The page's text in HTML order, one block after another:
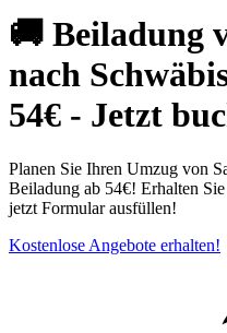
🚚 Beiladung
nach
54€ - Jetzt
Planen Sie Ihren Umzug von
Beiladung ab 54€! Erhalten
jetzt Formular ausfüllen!
Kostenlose Angebote erhalten!